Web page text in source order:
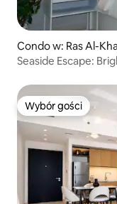
Condo w: Ras Al-
Seaside Escape:
Wybór gości
Wybór gości